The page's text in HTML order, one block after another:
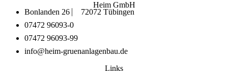
Heim GmbH
Bonlanden 26 ⎸ 72072 Tübingen
07472 96093-0
07472 96093-99
info@heim-gruenanlagenbau.de
Links